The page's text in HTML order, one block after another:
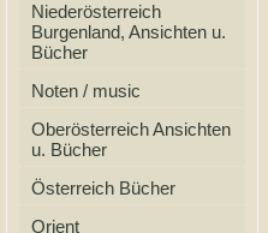
Niederösterreich
Burgenland, Ansichten u.
Bücher
Noten / music
Oberösterreich Ansichten
u. Bücher
Österreich Bücher
Orient